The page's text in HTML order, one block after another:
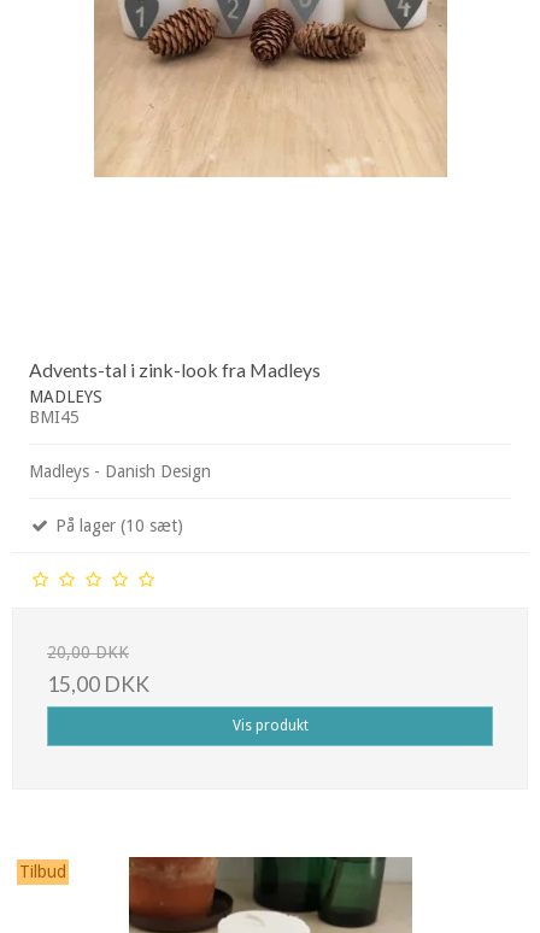
Advents-tal i zink-look fra Madleys
MADLEYS
BMI45
Madleys - Danish Design
På lager (10 sæt)
20,00 DKK
15,00 DKK
Vis produkt
Tilbud